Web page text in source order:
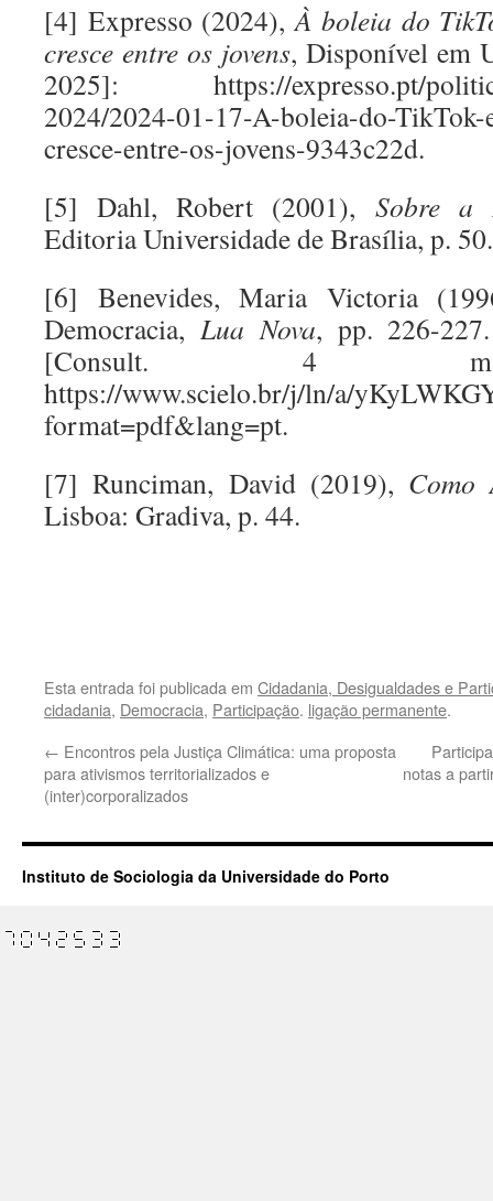
[4] Expresso (2024),À boleia do
cresce entre os jovens, Disponível em
2025]: https://expresso.pt/
2024/2024-01-17-A-boleia-do-TikTok-
cresce-entre-os-jovens-9343c22d.
[5] Dahl, Robert (2001), Sobre a
Editoria Universidade de Brasília, p. 50.
[6] Benevides, Maria Victoria
Democracia, Lua Nova, pp. 226-
[Consult. 4
https://www.scielo.br/j/ln/a/
format=pdf&lang=pt.
[7] Runciman, David (2019), Como
Lisboa: Gradiva, p. 44.
Esta entrada foi publicada em Cidadania, Desigualdades e
cidadania, Democracia, Participação. ligação permanente.
← Encontros pela Justiça Climática: uma proposta
para ativismos territorializados e
(inter)corporalizados
notas a
Instituto de Sociologia da Universidade do Porto